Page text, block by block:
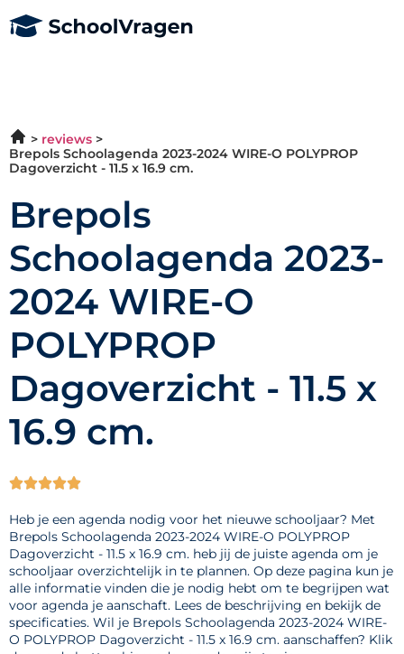
reviews
Brepols Schoolagenda 2023-2024 WIRE-O POLYPROP
Dagoverzicht - 11.5 x 16.9 cm.
Brepols
Schoolagenda 2023-
2024 WIRE-O
POLYPROP
Dagoverzicht - 11.5 x
16.9 cm.

Heb je een agenda nodig voor het nieuwe schooljaar? Met
Brepols Schoolagenda 2023-2024 WIRE-O POLYPROP
Dagoverzicht - 11.5 x 16.9 cm. heb jij de juiste agenda om je
schooljaar overzichtelijk in te plannen. Op deze pagina kun je
alle informatie vinden die je nodig hebt om te begrijpen wat
voor agenda je aanschaft. Lees de beschrijving en bekijk de
specificaties. Wil je Brepols Schoolagenda 2023-2024 WIRE-
O POLYPROP Dagoverzicht - 11.5 x 16.9 cm. aanschaffen? Klik